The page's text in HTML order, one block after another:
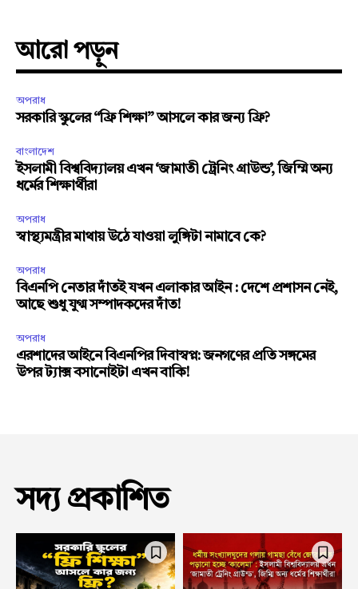
আরো পড়ুন
অপরাধ
সরকারি স্কুলের “ফ্রি শিক্ষা” আসলে কার জন্য ফ্রি?
বাংলাদেশ
ইসলামী বিশ্ববিদ্যালয় এখন ‘জামাতী ট্রেনিং গ্রাউন্ড’, জিম্মি অন্য
ধর্মের শিক্ষার্থীরা
অপরাধ
স্বাস্থ্যমন্ত্রীর মাথায় উঠে যাওয়া লুঙ্গিটা নামাবে কে?
অপরাধ
বিএনপি নেতার দাঁতই যখন এলাকার আইন : দেশে প্রশাসন নেই,
আছে শুধু যুগ্ম সম্পাদকদের দাঁত!
অপরাধ
এরশাদের আইনে বিএনপির দিবাস্বপ্ন: জনগণের প্রতি সঙ্গমের
উপর ট্যাক্স বসানোইটা এখন বাকি!
সদ্য প্রকাশিত